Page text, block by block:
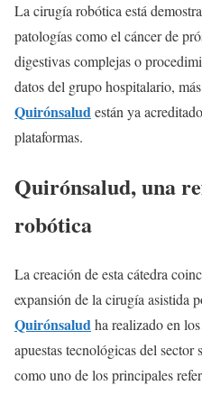
La cirugía robótica está
patologías como el cáncer de
digestivas complejas o
datos del grupo hospitalario,
Quirónsaludestán ya
plataformas.
Quirónsalud, una
robótica
La creación de esta cátedra
expansión de la cirugía asistida
Quirónsaludha realizado en
apuestas tecnológicas del
como uno de los principales